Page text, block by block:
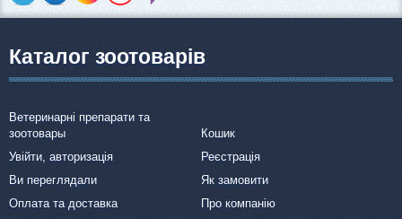
Каталог зоотоварів
Ветеринарні препарати та
зоотовары
Кошик
Увійти, авторизація
Реєстрація
Ви переглядали
Як замовити
Оплата та доставка
Про компанію